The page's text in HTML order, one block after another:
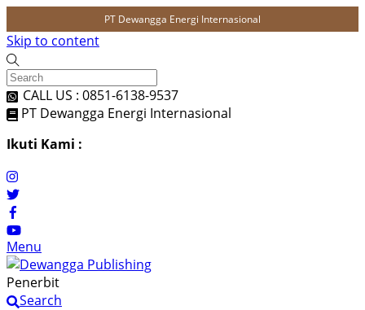
PT Dewangga Energi Internasional
Skip to content
CALL US : 0851-6138-9537
PT Dewangga Energi Internasional
Ikuti Kami :
Menu
Penerbit
Search